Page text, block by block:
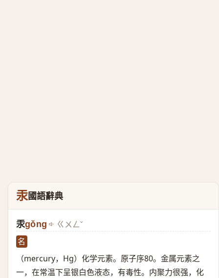
汞國語辭典
汞gǒng ㄍㄨㄥˇ
名
（mercury，Hg）​化学元素。原子序80。金属元素之
一，在常温下呈银白色液态，有毒性。内聚力很强，化